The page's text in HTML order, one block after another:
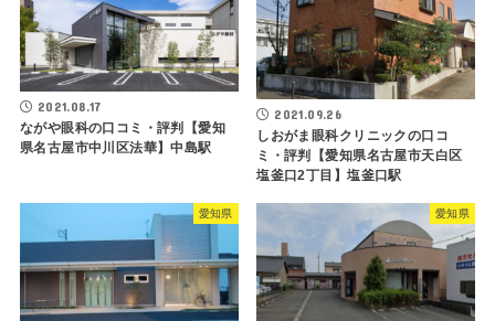
2021.08.17
ながや眼科の口コミ・評判【愛知
県名古屋市中川区法華】中島駅
2021.09.26
しおがま眼科クリニックの口コ
ミ・評判【愛知県名古屋市天白区
塩釜口2丁目】塩釜口駅
愛知県 愛知県